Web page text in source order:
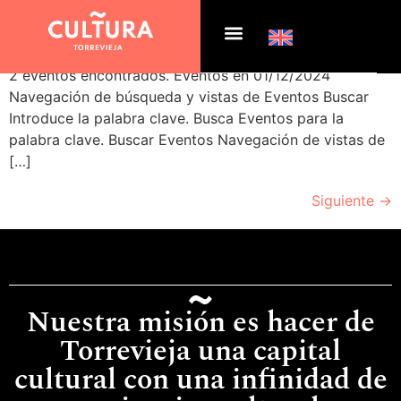
Archivos: Eventos
2 eventos encontrados. Eventos en 01/12/2024
Navegación de búsqueda y vistas de Eventos Buscar
Introduce la palabra clave. Busca Eventos para la
palabra clave. Buscar Eventos Navegación de vistas de
[…]
Siguiente →
Nuestra misión es hacer de
Torrevieja una capital
cultural con una infinidad de